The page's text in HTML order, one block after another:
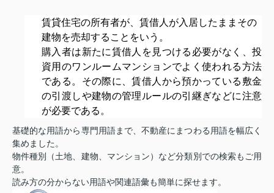
賃貸住宅の所有者が、賃借人が入居したままその
建物を売却することをいう。
購入者は新たに賃借人を見つける必要がなく、投
資用のワンルームマンションでよく使われる方法
である。その際に、賃借人から預かっている敷金
の引渡しや建物の管理ルールの引継ぎなどに注意
が必要である。
基礎的な用語から専門用語まで、不動産にまつわる用語を幅広く
集めました。
物件種別（土地、建物、マンション）など分類別での検索もご用
意。
読み方の分からない用語や関連語彙も簡単に探せます。